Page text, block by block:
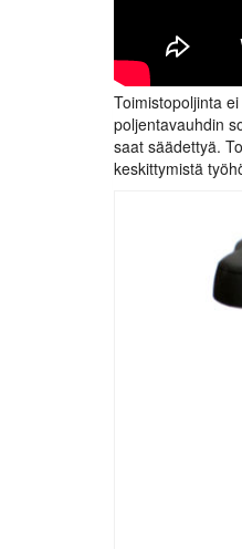
Toimistopoljinta
poljentavauhdin
saat säädettyä.
keskittymistä